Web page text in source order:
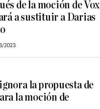
de la moción de Vox
a sustituir a Darias
2023
la propuesta de
la moción de